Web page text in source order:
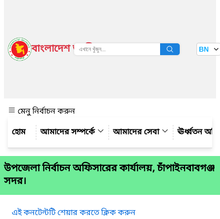
বাংলাদেশ জাতীয় তথ্য বাতায়ন BN
মেনু নির্বাচন করুন
আমাদের সম্পর্কে
আমাদের সেবা ঊর্ধ্বতন
উপজেলা নির্বাচন অফিসারের কার্যালয়, চাঁপাইনবাবগঞ্জ
সদর।
এই কনটেন্টটি শেয়ার করতে ক্লিক করুন